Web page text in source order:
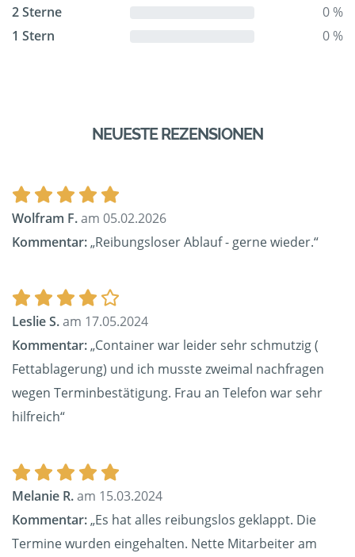
2 Sterne
0 %
1 Stern
0 %
NEUESTE REZENSIONEN
Wolfram F.am 05.02.2026
Kommentar:„Reibungsloser Ablauf - gerne wieder.“
Leslie S.am 17.05.2024
Kommentar:„Container war leider sehr schmutzig (
Fettablagerung) und ich musste zweimal nachfragen
wegen Terminbestätigung. Frau an Telefon war sehr
hilfreich“
Melanie R.am 15.03.2024
Kommentar:„Es hat alles reibungslos geklappt. Die
Termine wurden eingehalten. Nette Mitarbeiter am